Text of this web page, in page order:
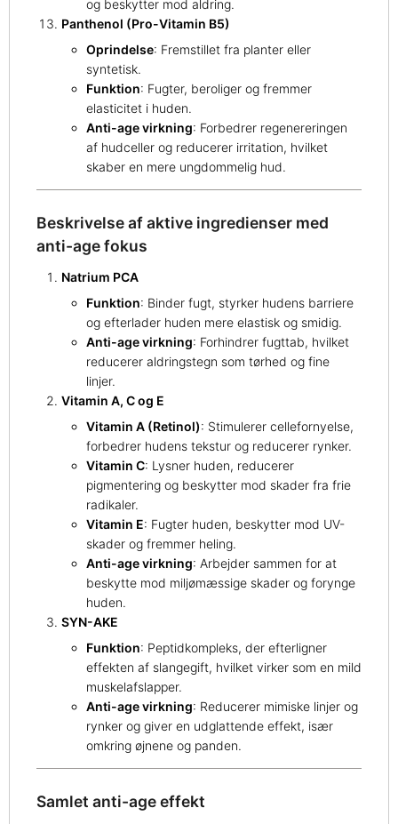
og beskytter mod aldring.
Panthenol (Pro-Vitamin B5)
Oprindelse: Fremstillet fra planter eller
syntetisk.
Funktion: Fugter, beroliger og fremmer
elasticitet i huden.
Anti-age virkning: Forbedrer regenereringen
af hudceller og reducerer irritation, hvilket
skaber en mere ungdommelig hud.
Beskrivelse af aktive ingredienser med
anti-age fokus
Natrium PCA
Funktion: Binder fugt, styrker hudens barriere
og efterlader huden mere elastisk og smidig.
Anti-age virkning: Forhindrer fugttab, hvilket
reducerer aldringstegn som tørhed og fine
linjer.
Vitamin A, C og E
Vitamin A (Retinol): Stimulerer cellefornyelse,
forbedrer hudens tekstur og reducerer rynker.
Vitamin C: Lysner huden, reducerer
pigmentering og beskytter mod skader fra frie
radikaler.
Vitamin E: Fugter huden, beskytter mod UV-
skader og fremmer heling.
Anti-age virkning: Arbejder sammen for at
beskytte mod miljømæssige skader og forynge
huden.
SYN-AKE
Funktion: Peptidkompleks, der efterligner
effekten af slangegift, hvilket virker som en mild
muskelafslapper.
Anti-age virkning: Reducerer mimiske linjer og
rynker og giver en udglattende effekt, især
omkring øjnene og panden.
Samlet anti-age effekt